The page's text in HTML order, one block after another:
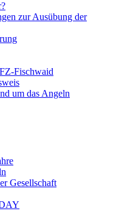
zur Ausübung der
Fischwaid
um das Angeln
Gesellschaft